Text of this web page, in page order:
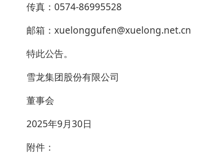
传真：0574-86995528
邮箱：xuelonggufen@xuelong.net.cn
特此公告。
雪龙集团股份有限公司
董事会
2025年9月30日
附件：